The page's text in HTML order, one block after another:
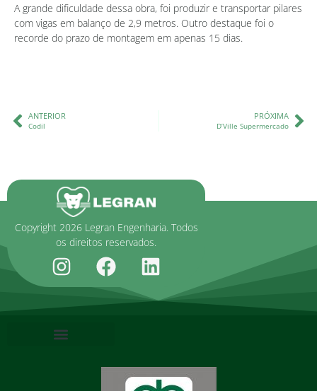
A grande dificuldade dessa obra, foi produzir e transportar pilares
com vigas em balanço de 2,9 metros. Outro destaque foi o
recorde do prazo de montagem em apenas 15 dias.
ANTERIOR
Codil
PRÓXIMA
D’Ville Supermercado
Copyright 2026 Legran Engenharia. Todos
os direitos reservados.